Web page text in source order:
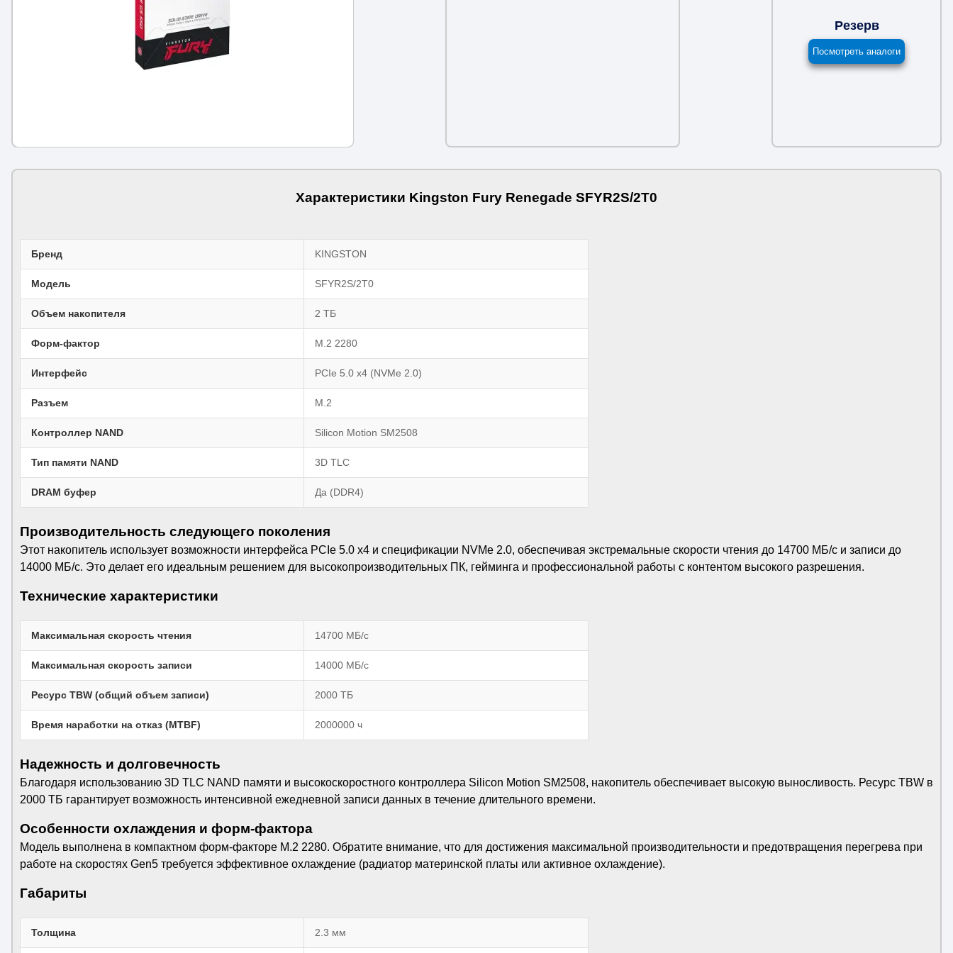
Резерв
Посмотреть аналоги
Характеристики Kingston Fury Renegade SFYR2S/2T0
Бренд KINGSTON
Модель SFYR2S/2T0
Объем накопителя 2 ТБ
Форм-фактор M.2 2280
Интерфейс PCIe 5.0 x4 (NVMe 2.0)
Разъем M.2
Контроллер NAND Silicon Motion SM2508
Тип памяти NAND 3D TLC
DRAM буфер Да (DDR4)
Производительность следующего поколения
Этот накопитель использует возможности интерфейса PCIe 5.0 x4 и спецификации NVMe 2.0, обеспечивая экстремальные скорости чтения до 14700 МБ/с и записи до
14000 МБ/с. Это делает его идеальным решением для высокопроизводительных ПК, гейминга и профессиональной работы с контентом высокого разрешения.
Технические характеристики
Максимальная скорость чтения 14700 МБ/с
Максимальная скорость записи 14000 МБ/с
Ресурс TBW (общий объем записи) 2000 ТБ
Время наработки на отказ (MTBF) 2000000 ч
Надежность и долговечность
Благодаря использованию 3D TLC NAND памяти и высокоскоростного контроллера Silicon Motion SM2508, накопитель обеспечивает высокую выносливость. Ресурс TBW в
2000 ТБ гарантирует возможность интенсивной ежедневной записи данных в течение длительного времени.
Особенности охлаждения и форм-фактора
Модель выполнена в компактном форм-факторе M.2 2280. Обратите внимание, что для достижения максимальной производительности и предотвращения перегрева при
работе на скоростях Gen5 требуется эффективное охлаждение (радиатор материнской платы или активное охлаждение).
Габариты
Толщина 2.3 мм